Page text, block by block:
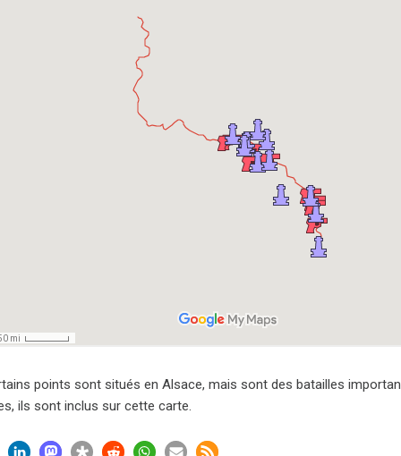
points sont situés en Alsace, mais sont des batailles
ils sont inclus sur cette carte.